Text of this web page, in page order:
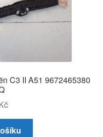
C3 II A51 9672465380